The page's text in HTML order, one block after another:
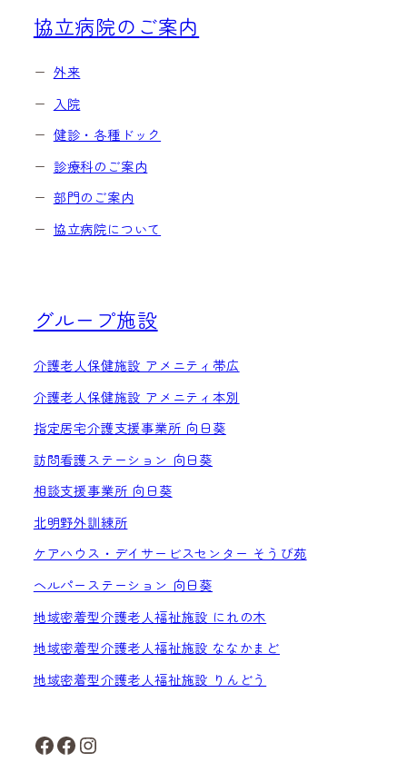
協立病院のご案内
外来
入院
健診・各種ドック
診療科のご案内
部門のご案内
協立病院について
グループ施設
介護老人保健施設 アメニティ帯広
介護老人保健施設 アメニティ本別
指定居宅介護支援事業所 向日葵
訪問看護ステーション 向日葵
相談支援事業所 向日葵
北明野外訓練所
ケアハウス・デイサービスセンター そうび苑
ヘルパーステーション 向日葵
地域密着型介護老人福祉施設 にれの木
地域密着型介護老人福祉施設 ななかまど
地域密着型介護老人福祉施設 りんどう
Facebook Facebook Instagram